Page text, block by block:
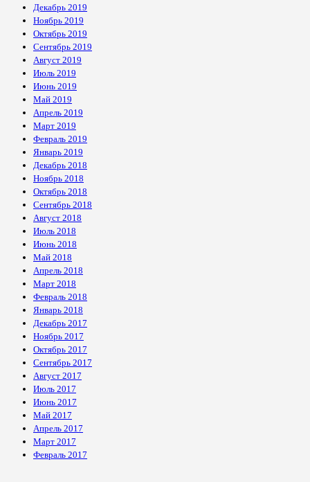
Декабрь 2019
Ноябрь 2019
Октябрь 2019
Сентябрь 2019
Август 2019
Июль 2019
Июнь 2019
Май 2019
Апрель 2019
Март 2019
Февраль 2019
Январь 2019
Декабрь 2018
Ноябрь 2018
Октябрь 2018
Сентябрь 2018
Август 2018
Июль 2018
Июнь 2018
Май 2018
Апрель 2018
Март 2018
Февраль 2018
Январь 2018
Декабрь 2017
Ноябрь 2017
Октябрь 2017
Сентябрь 2017
Август 2017
Июль 2017
Июнь 2017
Май 2017
Апрель 2017
Март 2017
Февраль 2017